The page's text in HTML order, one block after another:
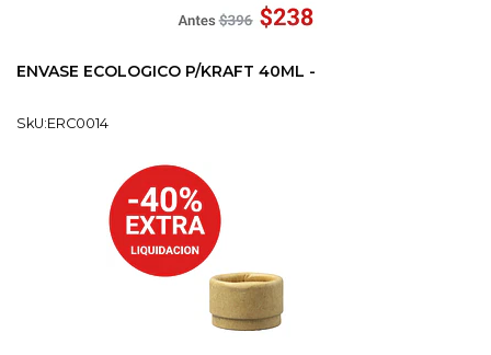
ENVASE ECOLOGICO P/KRAFT 40ML -
SkU:ERC0014